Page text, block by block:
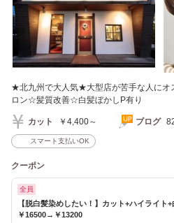
★北九州で大人気★大型店が苦手な人にオ
ロン☆髪質改善☆白髪ぼかしP有り
カット ￥4,400～ ブログ
スマート支払いOK
クーポン
全員
【脱白髪染めしたい！】カット+ハイライト
￥16500→￥13200